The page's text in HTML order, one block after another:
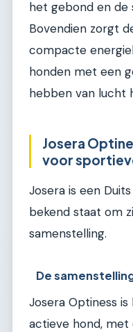
het gebond en de
Bovendien zorgt
compacte
honden met een
hebben van lucht
Josera
voor
Josera is een
bekend staat om
samenstelling.
De
Josera Optiness
actieve hond,